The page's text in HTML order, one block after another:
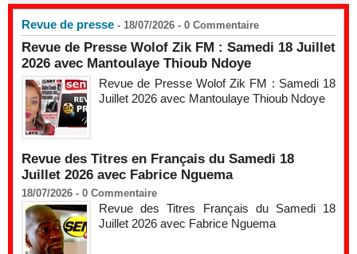
Revue de presse - 18/07/2026 - 0 Commentaire
Revue de Presse Wolof Zik FM : Samedi 18 Juillet
2026 avec Mantoulaye Thioub Ndoye
Revue de Presse Wolof Zik FM : Samedi 18
Juillet 2026 avec Mantoulaye Thioub Ndoye
Revue des Titres en Français du Samedi 18
Juillet 2026 avec Fabrice Nguema
18/07/2026 - 0 Commentaire
Revue des Titres Français du Samedi 18
Juillet 2026 avec Fabrice Nguema